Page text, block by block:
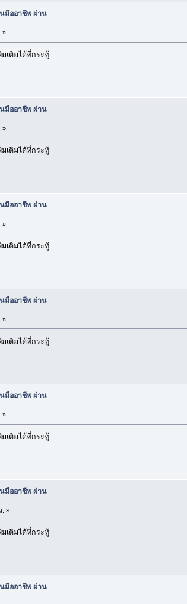
มืออาชีพ ผ่าน
»
เติมได้ที่กระทู้
มืออาชีพ ผ่าน
»
เติมได้ที่กระทู้
มืออาชีพ ผ่าน
»
เติมได้ที่กระทู้
มืออาชีพ ผ่าน
»
เติมได้ที่กระทู้
มืออาชีพ ผ่าน
»
เติมได้ที่กระทู้
มืออาชีพ ผ่าน
. »
เติมได้ที่กระทู้
มืออาชีพ ผ่าน